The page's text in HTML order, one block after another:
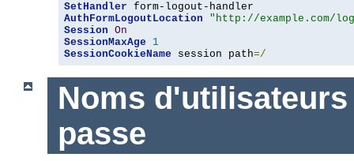
SetHandler
AuthFormLogoutLocation
"http://example.com/
Session On
SessionMaxAge
1
SessionCookieName session path=/
Noms
passe